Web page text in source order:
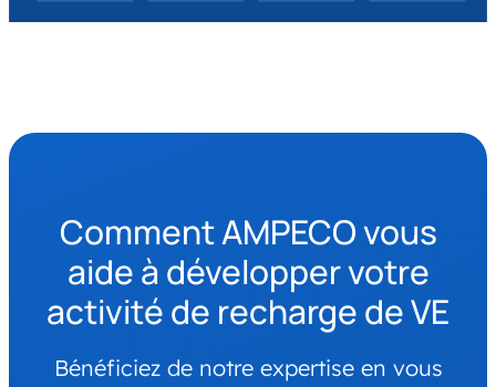
Comment AMPECO vous
aide à développer votre
activité de recharge de VE
Bénéficiez de notre expertise en vous